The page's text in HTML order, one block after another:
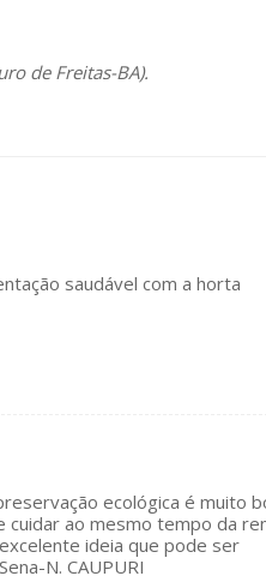
de Freitas-BA).
saudável com a horta
ecológica é muito
ao mesmo tempo da
ideia que pode ser
N. CAUPURI